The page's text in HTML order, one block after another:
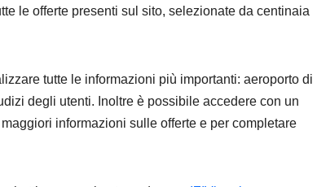
le offerte presenti sul sito, selezionate da centinaia
tutte le informazioni più importanti: aeroporto di
degli utenti. Inoltre è possibile accedere con un
informazioni sulle offerte e per completare